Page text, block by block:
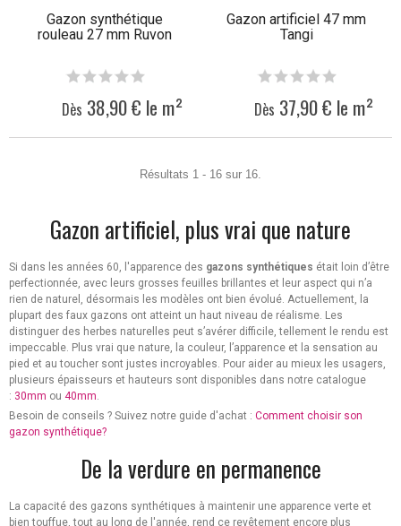
Gazon synthétique
rouleau 27 mm Ruvon
Dès 38,90 € le m²
Gazon artificiel 47 mm
Tangi
Dès 37,90 € le m²
Résultats 1 - 16 sur 16.
Gazon artificiel, plus vrai que nature
Si dans les années 60, l'apparence des gazons synthétiques était loin d’être
perfectionnée, avec leurs grosses feuilles brillantes et leur aspect qui n’a
rien de naturel, désormais les modèles ont bien évolué. Actuellement, la
plupart des faux gazons ont atteint un haut niveau de réalisme. Les
distinguer des herbes naturelles peut s’avérer difficile, tellement le rendu est
impeccable. Plus vrai que nature, la couleur, l’apparence et la sensation au
pied et au toucher sont justes incroyables. Pour aider au mieux les usagers,
plusieurs épaisseurs et hauteurs sont disponibles dans notre catalogue
: 30mm ou 40mm
Besoin de conseils ? Suivez notre guide d'achat : Comment choisir son
gazon synthétique?
De la verdure en permanence
La capacité des gazons synthétiques à maintenir une apparence verte et
bien touffue, tout au long de l'année, rend ce revêtement encore plus